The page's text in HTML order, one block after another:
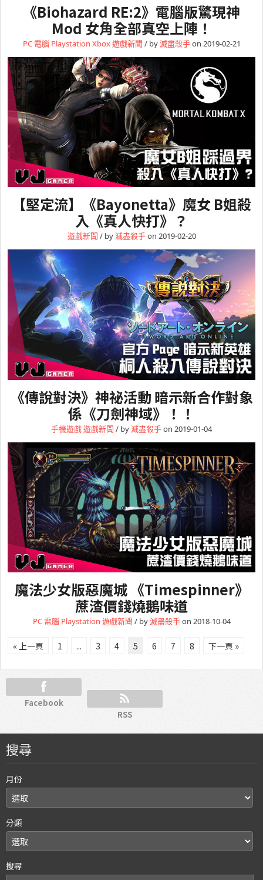
《Biohazard RE:2》電腦版驚現神
Mod 女角全部真空上陣！
PC 電腦 Playstation Xbox遊戲新聞 / by滅盡殺手on 2019-02-21
【堅定流】《Bayonetta》魔女 B姐殺
入《真人快打》？
遊戲新聞 / by滅盡殺手on 2019-02-20
《傳說對決》神祕活動 暗示新合作對象
係《刀劍神域》！！
手機遊戲遊戲新聞 / by滅盡殺手on 2019-01-04
魔法少女版惡魔城 《Timespinner》
蔗渣價錢燒鵝味道
PC 電腦 Playstation 遊戲新聞 / by滅盡殺手on 2018-10-04
« 上一頁 1 ... 3 4 5 6 7 8 下一頁 »
Facebook
RSS
搜尋
月份
分類
搜尋